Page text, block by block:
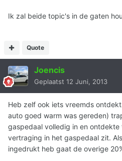
Ik zal beide topic's in de gaten
Quote
Joencis
Geplaatst 12 Juni, 2013
Heb zelf ook iets vreemds
auto goed warm was gereden)
gaspedaal volledig in en
vertraging in het gaspedaal zit.
ingedrukt heb gaat de overige